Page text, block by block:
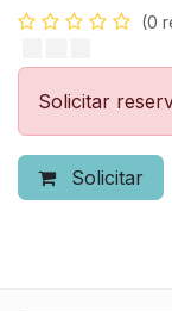
(0
Solicitar
Solicitar